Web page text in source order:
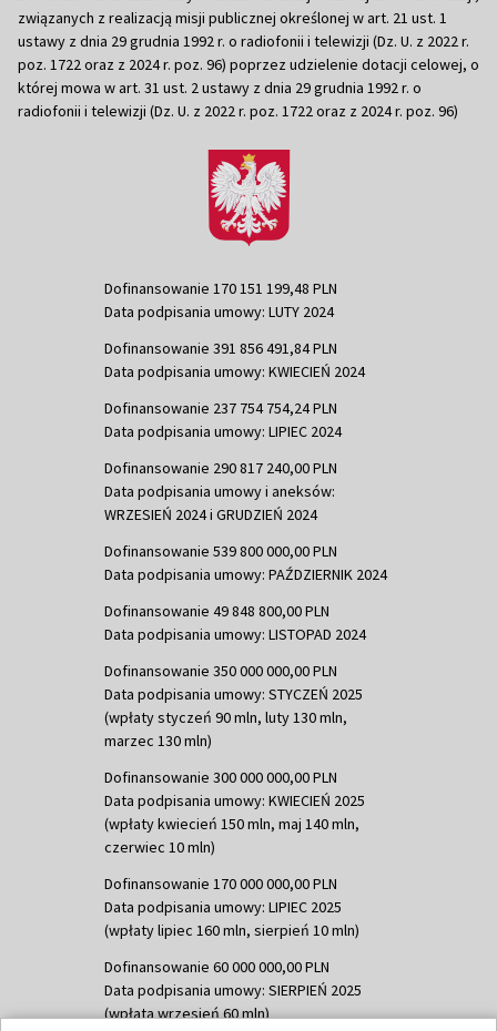
związanych z realizacją misji publicznej określonej w art. 21 ust. 1
ustawy z dnia 29 grudnia 1992 r. o radiofonii i telewizji (Dz. U. z 2022 r.
poz. 1722 oraz z 2024 r. poz. 96) poprzez udzielenie dotacji celowej, o
której mowa w art. 31 ust. 2 ustawy z dnia 29 grudnia 1992 r. o
radiofonii i telewizji (Dz. U. z 2022 r. poz. 1722 oraz z 2024 r. poz. 96)
Dofinansowanie 170 151 199,48 PLN
Data podpisania umowy: LUTY 2024
Dofinansowanie 391 856 491,84 PLN
Data podpisania umowy: KWIECIEŃ 2024
Dofinansowanie 237 754 754,24 PLN
Data podpisania umowy: LIPIEC 2024
Dofinansowanie 290 817 240,00 PLN
Data podpisania umowy i aneksów:
WRZESIEŃ 2024 i GRUDZIEŃ 2024
Dofinansowanie 539 800 000,00 PLN
Data podpisania umowy: PAŹDZIERNIK 2024
Dofinansowanie 49 848 800,00 PLN
Data podpisania umowy: LISTOPAD 2024
Dofinansowanie 350 000 000,00 PLN
Data podpisania umowy: STYCZEŃ 2025
(wpłaty styczeń 90 mln, luty 130 mln,
marzec 130 mln)
Dofinansowanie 300 000 000,00 PLN
Data podpisania umowy: KWIECIEŃ 2025
(wpłaty kwiecień 150 mln, maj 140 mln,
czerwiec 10 mln)
Dofinansowanie 170 000 000,00 PLN
Data podpisania umowy: LIPIEC 2025
(wpłaty lipiec 160 mln, sierpień 10 mln)
Dofinansowanie 60 000 000,00 PLN
Data podpisania umowy: SIERPIEŃ 2025
(wpłata wrzesień 60 mln)